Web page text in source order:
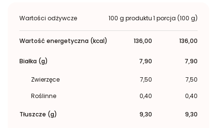
Wartości odżywcze 100 g produktu1 porcja (100 g)
Wartość energetyczna (kcal) 136,00 136,00
Białka (g) 7,90 7,90
Zwierzęce 7,50
7,50
Roślinne
0,40 0,40
Tłuszcze (g) 9,30 9,30